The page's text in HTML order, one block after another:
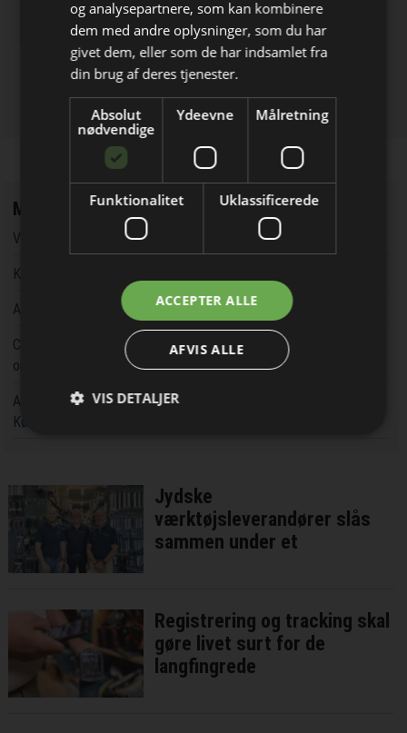
Bliv opdateret hver dag
Få de vigtigste nyheder om
byggebranchen
direkte i din indbakke
Jeg modtager allerede
nyhedsbrevet
Mest læste
Vandværker i Randers kører på lånt tid
Kaospilot skal skabe kreative arkitektledere i Aarhus
Aarsleff vinder energiprojekter til 3,7 milliarder kroner
Chef i Forsvarets Materiel- og Indkøbsstyrelse tiltalt for
omfattende og grov millionsvig
Aarsleff får ansvaret for at udvide kapaciteten rundt om
Københavns Hovedbanegård
Jydske
værktøjsleverandører slås
sammen under et
Registrering og tracking skal
gøre livet surt for de
langfingrede
og analysepartnere, som kan kombinere
dem med andre oplysninger, som du har
givet dem, eller som de har indsamlet fra
din brug af deres tjenester.
Absolut
nødvendige
Ydeevne Målretning
Funktionalitet Uklassificerede
ACCEPTER ALLE
AFVIS ALLE
VIS DETALJER